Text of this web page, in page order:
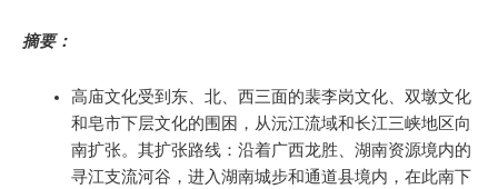
摘要：
高庙文化受到东、北、西三面的裴李岗文化、双墩文化
和皂市下层文化的围困，从沅江流域和长江三峡地区向
南扩张。其扩张路线：沿着广西龙胜、湖南资源境内的
寻江支流河谷，进入湖南城步和通道县境内，在此南下